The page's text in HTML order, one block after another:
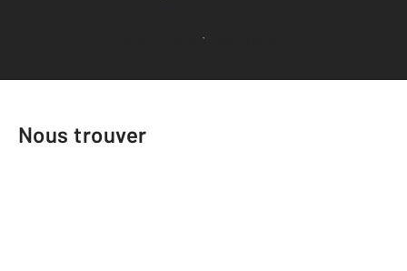
Voir tous les avis clients
Nous trouver